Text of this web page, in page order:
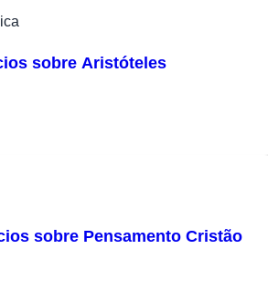
sobre Aristóteles
sobre Pensamento Cristão